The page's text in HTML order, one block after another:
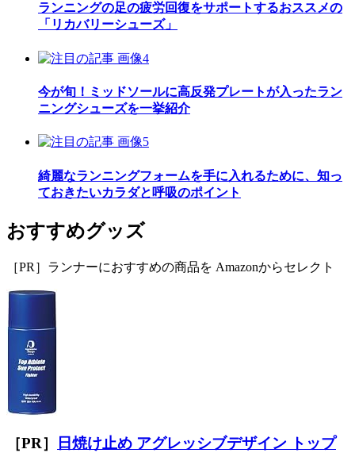
ランニングの足の疲労回復をサポートするおススメの
「リカバリーシューズ」
今が旬！ミッドソールに高反発プレートが入ったラン
ニングシューズを一挙紹介
綺麗なランニングフォームを手に入れるために、知っ
ておきたいカラダと呼吸のポイント
おすすめグッズ
［PR］ランナーにおすすめの商品を Amazonからセレクト
［PR］
日焼け止め アグレッシブデザイン トップ